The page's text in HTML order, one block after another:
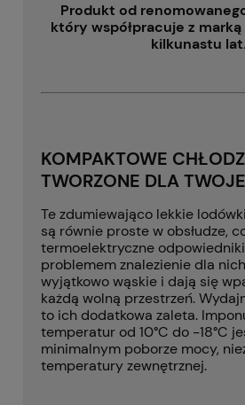
Produkt od
który współpracuje z
kilkunastu lat.
KOMPAKTOWE
TWORZONE DLA
Te zdumiewająco lekkie
są równie proste w obsłudze,
termoelektryczne
problemem znalezienie dla
wyjątkowo wąskie i dają się
każdą wolną przestrzeń.
to ich dodatkowa zaleta.
temperatur od 10°C do -18°C
minimalnym poborze mocy,
temperatury zewnętrznej.